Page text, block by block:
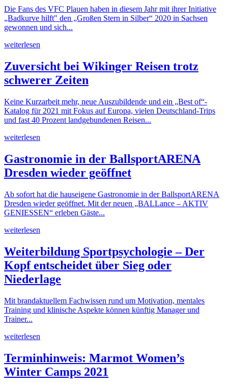
Die Fans des VFC Plauen haben in diesem Jahr mit ihrer Initiative
„Badkurve hilft" den „Großen Stern in Silber“ 2020 in Sachsen
gewonnen und sich...
weiterlesen
Zuversicht bei Wikinger Reisen trotz
schwerer Zeiten
Keine Kurzarbeit mehr, neue Auszubildende und ein „Best of“-
Katalog für 2021 mit Fokus auf Europa, vielen Deutschland-Trips
und fast 40 Prozent landgebundenen Reisen...
weiterlesen
Gastronomie in der BallsportARENA
Dresden wieder geöffnet
Ab sofort hat die hauseigene Gastronomie in der BallsportARENA
Dresden wieder geöffnet. Mit der neuen „BALLance – AKTIV
GENIESSEN“ erleben Gäste...
weiterlesen
Weiterbildung Sportpsychologie – Der
Kopf entscheidet über Sieg oder
Niederlage
Mit brandaktuellem Fachwissen rund um Motivation, mentales
Training und klinische Aspekte können künftig Manager und
Trainer...
weiterlesen
Terminhinweis: Marmot Women’s
Winter Camps 2021